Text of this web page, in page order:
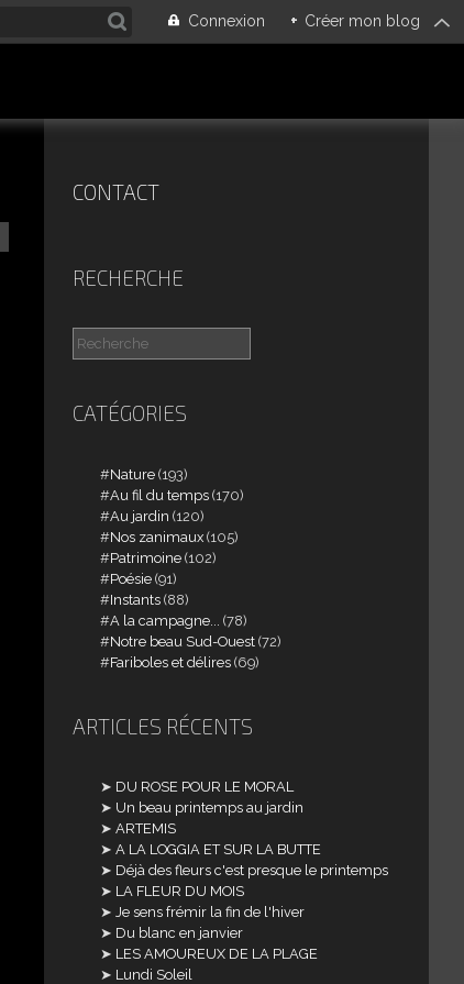
Connexion + Créer mon blog
CONTACT
RECHERCHE
CATÉGORIES
Nature (193)
Au fil du temps (170)
Au jardin (120)
Nos zanimaux (105)
Patrimoine (102)
Poésie (91)
Instants (88)
A la campagne...
(78)
Notre beau Sud-Ouest (72)
Fariboles et délires (69)
ARTICLES RÉCENTS
DU ROSE POUR LE MORAL
Un beau printemps au jardin
ARTEMIS
A LA LOGGIA ET SUR LA BUTTE
Déjà des fleurs c'est presque le printemps
LA FLEUR DU MOIS
Je sens frémir la fin de l'hiver
Du blanc en janvier
LES AMOUREUX DE LA PLAGE
Lundi Soleil